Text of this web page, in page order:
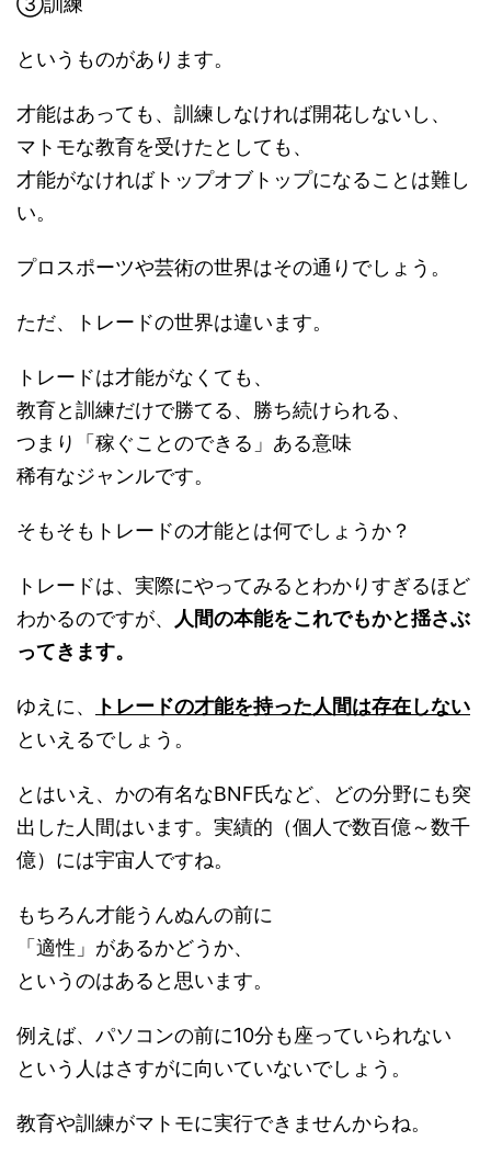
というものがあります。
才能はあっても、訓練しなければ開花しないし、
マトモな教育を受けたとしても、
才能がなければトップオブトップになることは難し
い。
プロスポーツや芸術の世界はその通りでしょう。
ただ、トレードの世界は違います。
トレードは才能がなくても、
教育と訓練だけで勝てる、勝ち続けられる、
つまり「稼ぐことのできる」ある意味
稀有なジャンルです。
そもそもトレードの才能とは何でしょうか？
トレードは、実際にやってみるとわかりすぎるほど
わかるのですが、
人間の本能をこれでもかと揺さぶ
ってきます。
ゆえに、
トレードの才能を持った人間は存在しない
といえるでしょう。
とはいえ、かの有名なBNF氏など、どの分野にも突
出した人間はいます。実績的（個人で数百億～数千
億）には宇宙人ですね。
もちろん才能うんぬんの前に
「適性」があるかどうか、
というのはあると思います。
例えば、パソコンの前に10分も座っていられない
という人はさすがに向いていないでしょう。
教育や訓練がマトモに実行できませんからね。